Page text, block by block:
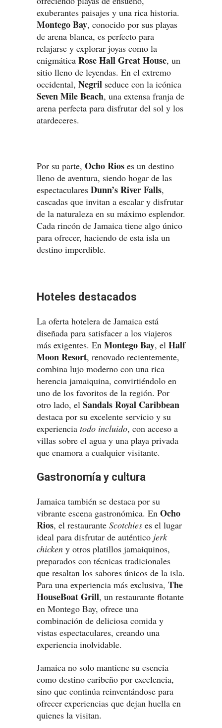
exuberantes paisajes y una rica historia.
Montego Bay, conocido por sus playas
de arena blanca, es perfecto para
relajarse y explorar joyas como la
enigmática Rose Hall Great House, un
sitio lleno de leyendas. En el extremo
occidental, Negril seduce con la icónica
Seven Mile Beach, una extensa franja de
arena perfecta para disfrutar del sol y los
atardeceres.
Por su parte, Ocho Rios es un destino
lleno de aventura, siendo hogar de las
espectaculares Dunn’s River Falls,
cascadas que invitan a escalar y disfrutar
de la naturaleza en su máximo esplendor.
Cada rincón de Jamaica tiene algo único
para ofrecer, haciendo de esta isla un
destino imperdible.
Hoteles destacados
La oferta hotelera de Jamaica está
diseñada para satisfacer a los viajeros
más exigentes. En Montego Bay, el Half
Moon Resort, renovado recientemente,
combina lujo moderno con una rica
herencia jamaiquina, convirtiéndolo en
uno de los favoritos de la región. Por
otro lado, el Sandals Royal Caribbean
destaca por su excelente servicio y su
experiencia todo incluido, con acceso a
villas sobre el agua y una playa privada
que enamora a cualquier visitante.
Gastronomía y cultura
Jamaica también se destaca por su
vibrante escena gastronómica. En Ocho
Rios, el restaurante Scotchies es el lugar
ideal para disfrutar de auténtico jerk
chicken y otros platillos jamaiquinos,
preparados con técnicas tradicionales
que resaltan los sabores únicos de la isla.
Para una experiencia más exclusiva, The
HouseBoat Grill, un restaurante flotante
en Montego Bay, ofrece una
combinación de deliciosa comida y
vistas espectaculares, creando una
experiencia inolvidable.
Jamaica no solo mantiene su esencia
como destino caribeño por excelencia,
sino que continúa reinventándose para
ofrecer experiencias que dejan huella en
quienes la visitan.